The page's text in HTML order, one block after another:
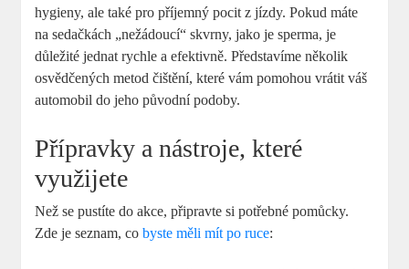
hygieny, ale také pro příjemný pocit z jízdy. Pokud máte
na sedačkách „nežádoucí“ skvrny, jako je sperma, je
důležité jednat rychle a efektivně. Představíme několik
osvědčených metod čištění, které vám pomohou vrátit váš
automobil do jeho původní podoby.
Přípravky a nástroje, které
využijete
Než se pustíte do akce, připravte si potřebné pomůcky.
Zde je seznam, cobyste měli mít po ruce: